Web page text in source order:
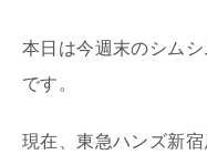
本日は今週末のシム
です。
現在、東急ハンズ新